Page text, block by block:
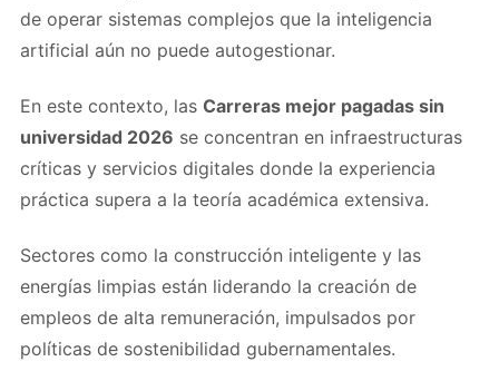
de operar sistemas complejos que la inteligencia
artificial aún no puede autogestionar.
En este contexto, las Carreras mejor pagadas sin
universidad 2026 se concentran en infraestructuras
críticas y servicios digitales donde la experiencia
práctica supera a la teoría académica extensiva.
Sectores como la construcción inteligente y las
energías limpias están liderando la creación de
empleos de alta remuneración, impulsados por
políticas de sostenibilidad gubernamentales.